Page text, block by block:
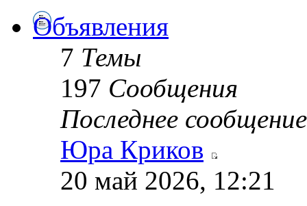
Объявления
7 Темы
197 Сообщения
Последнее сообщение
Юра Криков
20 май 2026, 12:21